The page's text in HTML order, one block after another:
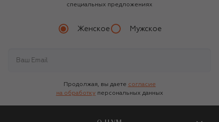
специальных предложениях
Женское Мужское
Продолжая, вы даете согласие
на обработку персональных данных